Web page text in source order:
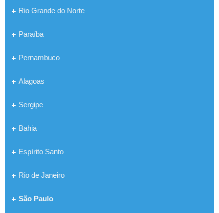
Rio Grande do Norte
Paraíba
Pernambuco
Alagoas
Sergipe
Bahia
Espírito Santo
Rio de Janeiro
São Paulo